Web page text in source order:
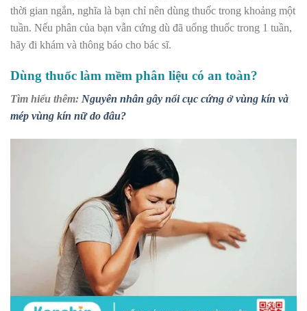
thời gian ngắn, nghĩa là bạn chỉ nên dùng thuốc trong khoảng một
tuần. Nếu phân của bạn vẫn cứng dù đã uống thuốc trong 1 tuần,
hãy đi khám và thông báo cho bác sĩ.
Dùng thuốc làm mềm phân liệu có an toàn?
Tìm hiểu thêm: Nguyên nhân gây nổi cục cứng ở vùng kín và
mép vùng kín nữ do đâu?